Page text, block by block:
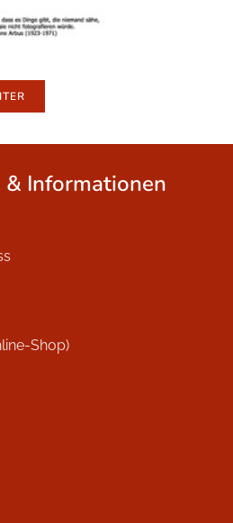
& Informationen
Shop)